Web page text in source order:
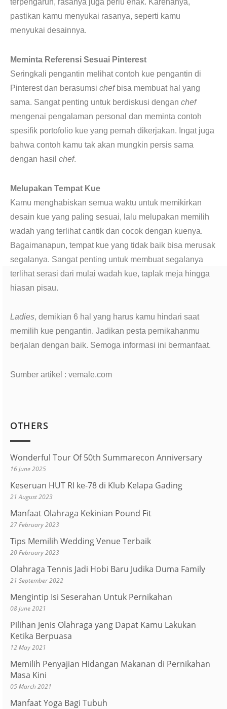
terpengaruh, rasanya juga perlu enak. Karenanya,
pastikan kamu menyukai rasanya, seperti kamu
menyukai desainnya.
Meminta Referensi Sesuai Pinterest
Seringkali pengantin melihat contoh kue pengantin di
Pinterest dan berasumsi chefbisa membuat hal yang
sama. Sangat penting untuk berdiskusi dengan chef
mengenai pengalaman personal dan meminta contoh
spesifik portofolio kue yang pernah dikerjakan. Ingat juga
bahwa contoh kamu tak akan mungkin persis sama
dengan hasil chef.
Melupakan Tempat Kue
Kamu menghabiskan semua waktu untuk memikirkan
desain kue yang paling sesuai, lalu melupakan memilih
wadah yang terlihat cantik dan cocok dengan kuenya.
Bagaimanapun, tempat kue yang tidak baik bisa merusak
segalanya. Sangat penting untuk membuat segalanya
terlihat serasi dari mulai wadah kue, taplak meja hingga
hiasan pisau.
Ladies, demikian 6 hal yang harus kamu hindari saat
memilih kue pengantin. Jadikan pesta pernikahanmu
berjalan dengan baik. Semoga informasi ini bermanfaat.
Sumber artikel : vemale.com
OTHERS
Wonderful Tour Of 50th Summarecon Anniversary
16 June 2025
Keseruan HUT RI ke-78 di Klub Kelapa Gading
21 August 2023
Manfaat Olahraga Kekinian Pound Fit
27 February 2023
Tips Memilih Wedding Venue Terbaik
20 February 2023
Olahraga Tennis Jadi Hobi Baru Judika Duma Family
21 September 2022
Mengintip Isi Seserahan Untuk Pernikahan
08 June 2021
Pilihan Jenis Olahraga yang Dapat Kamu Lakukan
Ketika Berpuasa
12 May 2021
Memilih Penyajian Hidangan Makanan di Pernikahan
Masa Kini
05 March 2021
Manfaat Yoga Bagi Tubuh